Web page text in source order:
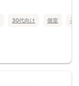
30代向け 個室 石